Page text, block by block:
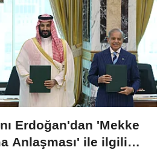
Erdoğan'dan 'Mekke
Anlaşması' ile ilgili